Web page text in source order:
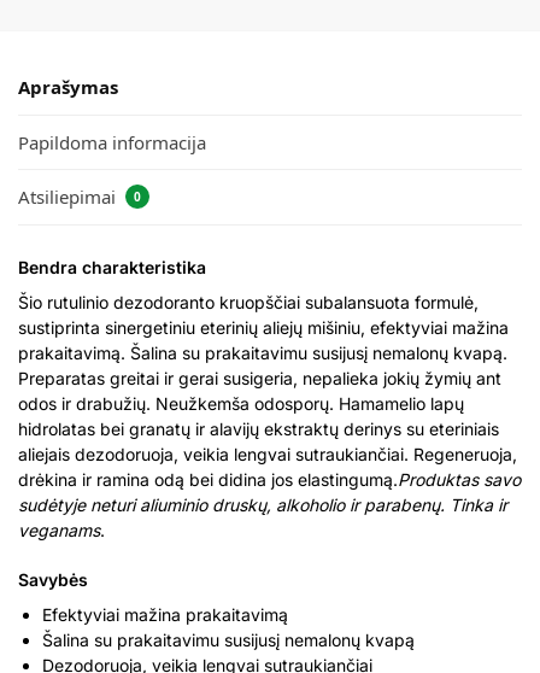
Aprašymas
Papildoma informacija
Atsiliepimai 0
Bendra charakteristika
Šio rutulinio dezodoranto kruopščiai subalansuota formulė,
sustiprinta sinergetiniu eterinių aliejų mišiniu, efektyviai mažina
prakaitavimą. Šalina su prakaitavimu susijusį nemalonų kvapą.
Preparatas greitai ir gerai susigeria, nepalieka jokių žymių ant
odos ir drabužių. Neužkemša odosporų. Hamamelio lapų
hidrolatas bei granatų ir alavijų ekstraktų derinys su eteriniais
aliejais dezodoruoja, veikia lengvai sutraukiančiai. Regeneruoja,
drėkina ir ramina odą bei didina jos elastingumą.Produktas savo
sudėtyje neturi aliuminio druskų, alkoholio ir parabenų. Tinka ir
veganams.
Savybės
Efektyviai mažina prakaitavimą
Šalina su prakaitavimu susijusį nemalonų kvapą
Dezodoruoja, veikia lengvai sutraukiančiai